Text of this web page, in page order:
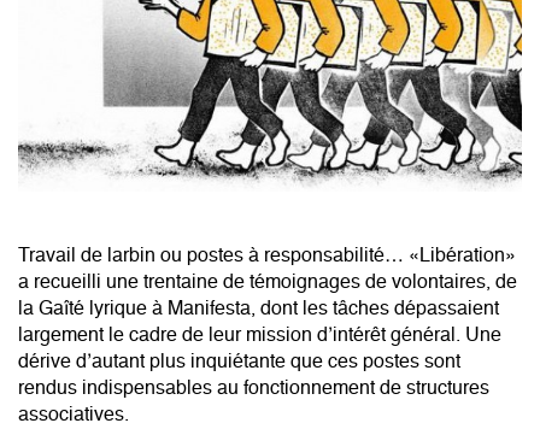
Travail de larbin ou postes à responsabilité… «Libération»
a recueilli une trentaine de témoignages de volontaires, de
la Gaîté lyrique à Manifesta, dont les tâches dépassaient
largement le cadre de leur mission d’intérêt général. Une
dérive d’autant plus inquiétante que ces postes sont
rendus indispensables au fonctionnement de structures
associatives.